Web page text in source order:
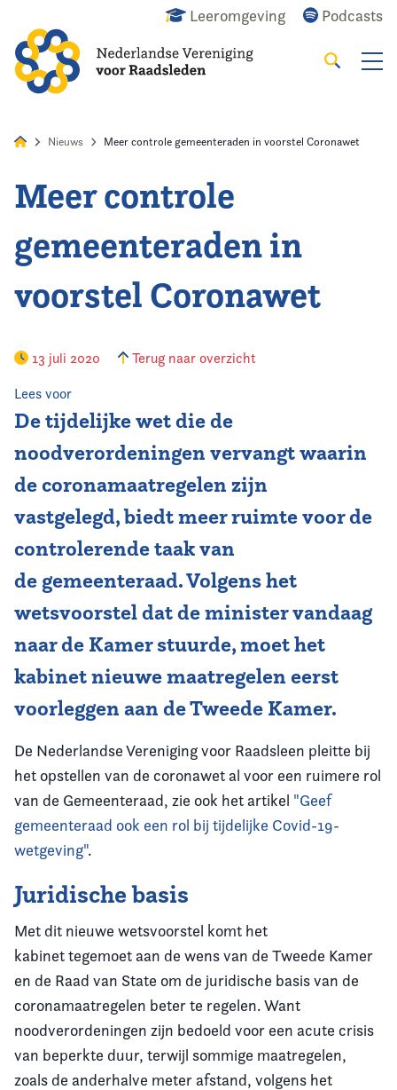
Leeromgeving Podcasts
Zoeken
Home
Agenda
Nieuws
Vereniging
Contact
Nieuws Meer controle gemeenteraden in voorstel Coronawet
Meer controle
gemeenteraden in
voorstel Coronawet
13 juli 2020 Terug naar overzicht
Lees voor
De tijdelijke wet die de
noodverordeningen vervangt waarin
de coronamaatregelen zijn
vastgelegd, biedt meer ruimte voor de
controlerende taak van
de gemeenteraad. Volgens het
wetsvoorstel dat de minister vandaag
naar de Kamer stuurde, moet het
kabinet nieuwe maatregelen eerst
voorleggen aan de Tweede Kamer.
De Nederlandse Vereniging voor Raadsleen pleitte bij
het opstellen van de coronawet al voor een ruimere rol
van de Gemeenteraad, zie ook het artikel "Geef
gemeenteraad ook een rol bij tijdelijke Covid-19-
wetgeving".
Juridische basis
Met dit nieuwe wetsvoorstel komt het
kabinet tegemoet aan de wens van de Tweede Kamer
en de Raad van State om de juridische basis van de
coronamaatregelen beter te regelen. Want
noodverordeningen zijn bedoeld voor een acute crisis
van beperkte duur, terwijl sommige maatregelen,
zoals de anderhalve meter afstand, volgens het